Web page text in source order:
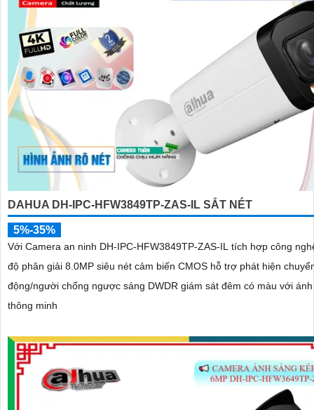
DAHUA DH-IPC-HFW3849TP-ZAS-IL SẮT NÉT
5%-35%
Với Camera an ninh DH-IPC-HFW3849TP-ZAS-IL tích hợp công
độ phân giải 8.0MP siêu nét cảm biến CMOS hỗ trợ phát hiện
động/người chống ngược sáng DWDR giám sát đêm có màu với
thông minh